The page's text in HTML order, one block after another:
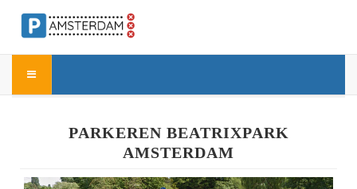
PARKEREN BEATRIXPARK
AMSTERDAM